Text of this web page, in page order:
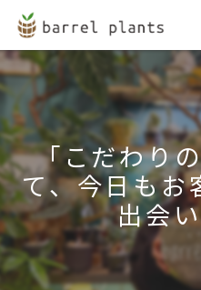
「こだわり
て、今日もお
出会